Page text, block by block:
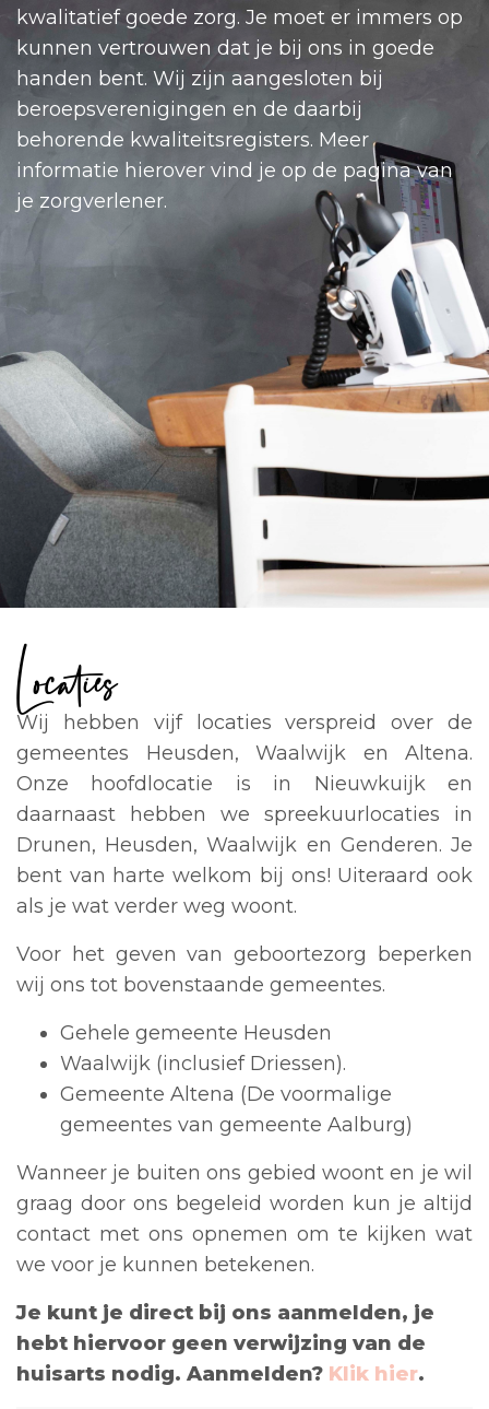
kwalitatief goede zorg. Je moet er immers op
kunnen vertrouwen dat je bij ons in goede
handen bent. Wij zijn aangesloten bij
beroepsverenigingen en de daarbij
behorende kwaliteitsregisters. Meer
informatie hierover vind je op de pagina van
je zorgverlener.
Locaties
Wij hebben vijf locaties verspreid over de
gemeentes Heusden, Waalwijk en Altena.
Onze hoofdlocatie is in Nieuwkuijk en
daarnaast hebben we spreekuurlocaties in
Drunen, Heusden, Waalwijk en Genderen. Je
bent van harte welkom bij ons! Uiteraard ook
als je wat verder weg woont.
Voor het geven van geboortezorg beperken
wij ons tot bovenstaande gemeentes.
Gehele gemeente Heusden
Waalwijk (inclusief Driessen).
Gemeente Altena (De voormalige
gemeentes van gemeente Aalburg)
Wanneer je buiten ons gebied woont en je wil
graag door ons begeleid worden kun je altijd
contact met ons opnemen om te kijken wat
we voor je kunnen betekenen.
Je kunt je direct bij ons aanmelden, je
hebt hiervoor geen verwijzing van de
huisarts nodig. Aanmelden? Klik hier.